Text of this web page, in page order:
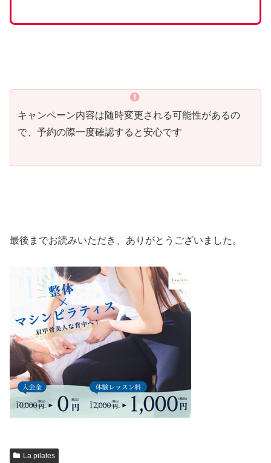
キャンペーン内容は随時変更される可能性があるの
で、予約の際一度確認すると安心です
最後までお読みいただき、ありがとうございました。
La pilates